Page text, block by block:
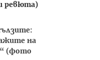
ревюта)
на
(фото